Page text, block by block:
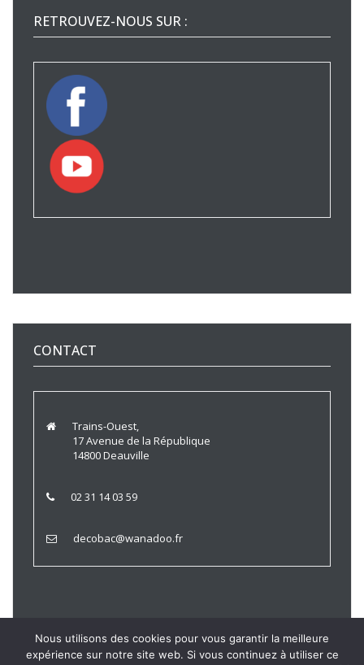
RETROUVEZ-NOUS SUR :
CONTACT
Trains-Ouest,
17 Avenue de la République
14800 Deauville
02 31 14 03 59
decobac@wanadoo.fr
Trains Ouest © 2021 |Politique de Confidentialité| Mentions
Nous utilisons des cookies pour vous garantir la meilleure
expérience sur notre site web. Si vous continuez à utiliser ce